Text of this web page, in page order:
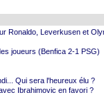
Ronaldo, Leverkusen et
joueurs (Benfica 2-1 PSG)
Qui sera l'heureux élu ?
Ibrahimovic en favori ?